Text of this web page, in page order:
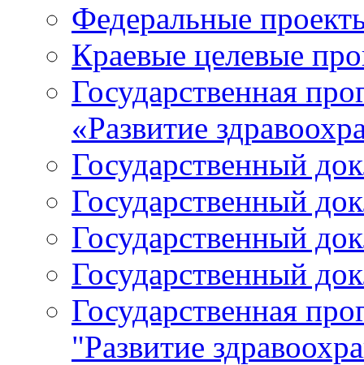
Федеральные
Краевые целевые
Государственная
«Развитие
Государственный
Государственный
Государственный
Государственный
Государственная
"Развитие